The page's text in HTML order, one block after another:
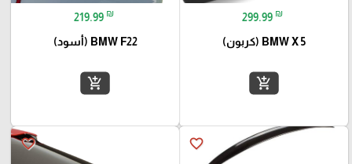
299.99 ₪
BMW X 5 (كربون)
add_shopping_cart
219.99 ₪
BMW F22 (أسود)
add_shopping_cart
favorite_border
favorite_border